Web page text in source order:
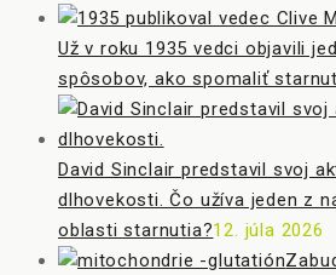
Už v roku 1935 vedci objavili
spôsobov, ako spomaliť
David Sinclair predstavil svoj
dlhovekosti. Čo užíva jeden z
oblasti starnutia?12. júla 2026